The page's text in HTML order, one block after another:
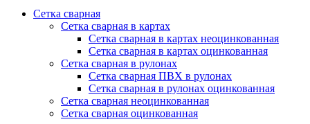
Сетка сварная
Сетка сварная в картах
Сетка сварная в картах неоцинкованная
Сетка сварная в картах оцинкованная
Сетка сварная в рулонах
Cетка сварная ПВХ в рулонах
Сетка сварная в рулонах оцинкованная
Сетка сварная неоцинкованная
Сетка сварная оцинкованная